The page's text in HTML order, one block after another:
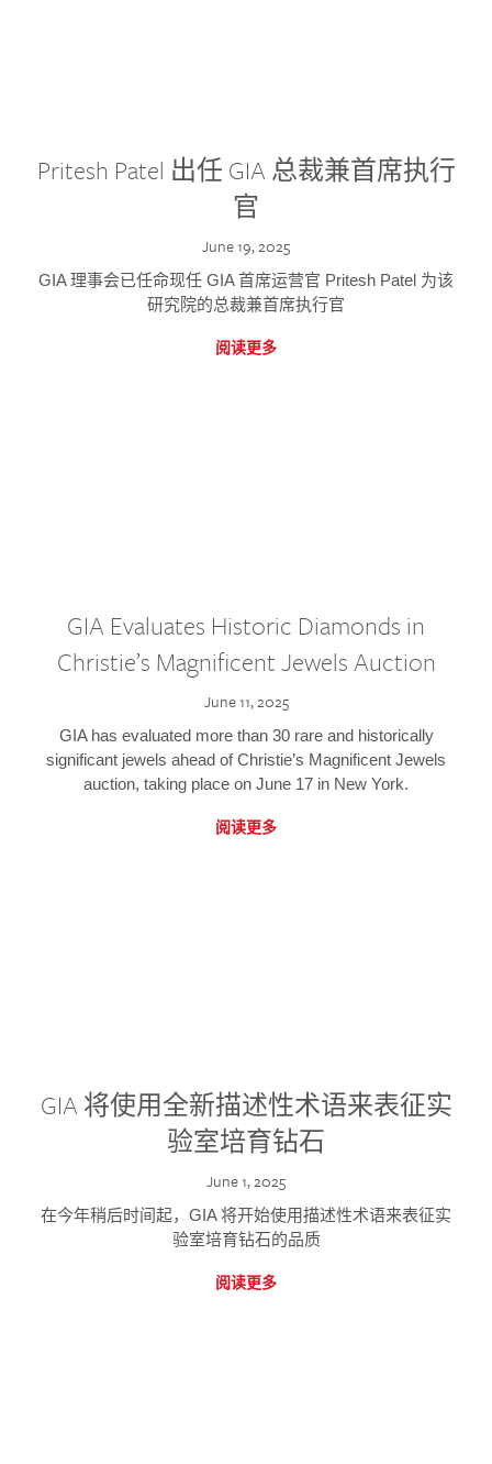
Pritesh Patel 出任 GIA 总裁兼首席执行
官
June 19, 2025
GIA 理事会已任命现任 GIA 首席运营官 Pritesh Patel 为该
研究院的总裁兼首席执行官
阅读更多
GIA Evaluates Historic Diamonds in
Christie’s Magnificent Jewels Auction
June 11, 2025
GIA has evaluated more than 30 rare and historically
significant jewels ahead of Christie’s Magnificent Jewels
auction, taking place on June 17 in New York.
阅读更多
GIA 将使用全新描述性术语来表征实
验室培育钻石
June 1, 2025
在今年稍后时间起，GIA 将开始使用描述性术语来表征实
验室培育钻石的品质
阅读更多